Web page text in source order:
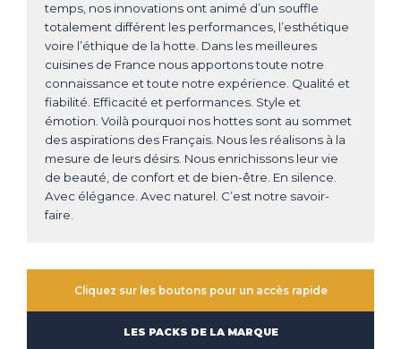
temps, nos innovations ont animé d’un souffle
totalement différent les performances, l’esthétique
voire l’éthique de la hotte. Dans les meilleures
cuisines de France nous apportons toute notre
connaissance et toute notre expérience. Qualité et
fiabilité. Efficacité et performances. Style et
émotion. Voilà pourquoi nos hottes sont au sommet
des aspirations des Français. Nous les réalisons à la
mesure de leurs désirs. Nous enrichissons leur vie
de beauté, de confort et de bien-être. En silence.
Avec élégance. Avec naturel. C’est notre savoir-
faire.
Cliquez sur les boutons pour un accès rapide
LES PACKS DE LA MARQUE
ASKO
ASKO
SPECIFIC
WHIRLPOOL
NOVY
LIEBHERR
ELICA
INDESIT
LE CHAI
LIEBHERR
MIELE
NEFF
NOVY
ROBLIN
ROSIERES
SAUTER
SIEMENS
Contacter un conseiller
LA CHARTE
LES
INNOVATIONS
NOS
CONSEILS
LES
ACTUALITÉS
MENTIONS LÉGALES COOKIES